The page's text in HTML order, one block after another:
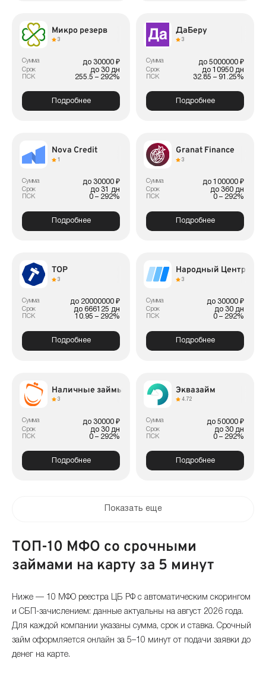
Микро резерв
3
Сумма до 30000 ₽
Срок до 30 дн
ПСК 255.5 – 292%
Подробнее
ДаБеру
3
Сумма до 5000000 ₽
Срок до 10950 дн
ПСК 32.85 – 91.25%
Подробнее
Nova Credit
1
Сумма до 30000 ₽
Срок до 31 дн
ПСК 0 – 292%
Подробнее
Granat Finance
3
Сумма до 100000 ₽
Срок до 360 дн
ПСК 0 – 292%
Подробнее
ТОР
3
Сумма до 20000000 ₽
Срок до 666125 дн
ПСК 10.95 – 292%
Подробнее
Народный Центр
3
Сумма до 30000 ₽
Срок до 30 дн
ПСК 0 – 292%
Подробнее
Наличные займы
3
Сумма до 30000 ₽
Срок до 30 дн
ПСК 0 – 292%
Подробнее
Эквазайм
4.72
Сумма до 50000 ₽
Срок до 30 дн
ПСК 0 – 292%
Подробнее
Показать еще
ТОП-10 МФО со срочными
займами на карту за 5 минут
Ниже — 10 МФО реестра ЦБ РФ с автоматическим скорингом
и СБП-зачислением: данные актуальны на август 2026 года.
Для каждой компании указаны сумма, срок и ставка. Срочный
займ оформляется онлайн за 5–10 минут от подачи заявки до
денег на карте.